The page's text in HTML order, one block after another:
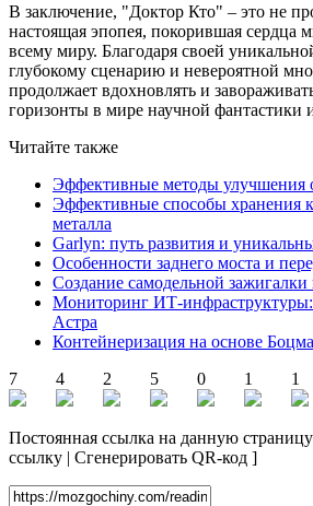
В заключение, "Доктор Кто" – это не
настоящая эпопея, покорившая сердца
всему миру. Благодаря своей
глубокому сценарию и невероятной
продолжает вдохновлять и
горизонты в мире научной фантастики
Читайте также
Эффективные методы улучшения
Эффективные способы хранения
металла
Garlyn: путь развития и
Особенности заднего моста и
Создание самодельной зажигалки
Мониторинг ИТ-инфраструктуры:
Астра
Контейнеризация на основе
7
4 2 5 0 1 1
Постоянная ссылка на данную
ссылку | Сгенерировать QR-код ]